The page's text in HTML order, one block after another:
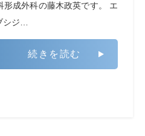
形成外科の藤木政英です。 エ
シジ…
続きを読む